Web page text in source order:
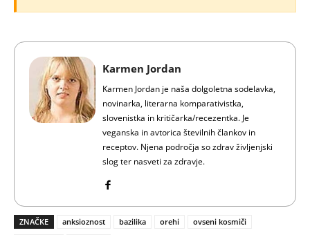
Karmen Jordan
Karmen Jordan je naša dolgoletna sodelavka,
novinarka, literarna komparativistka,
slovenistka in kritičarka/recezentka. Je
veganska in avtorica številnih člankov in
receptov. Njena področja so zdrav življenjski
slog ter nasveti za zdravje.
ZNAČKE anksioznost bazilika orehi
ovseni kosmiči